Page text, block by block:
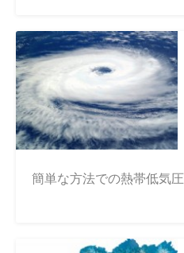
簡単な方法での熱帯低気